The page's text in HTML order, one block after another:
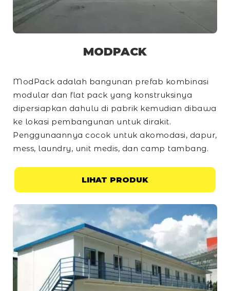
MODPACK
ModPack adalah bangunan prefab kombinasi
modular dan flat pack yang konstruksinya
dipersiapkan dahulu di pabrik kemudian dibawa
ke lokasi pembangunan untuk dirakit.
Penggunaannya cocok untuk akomodasi, dapur,
mess, laundry, unit medis, dan camp tambang.
LIHAT PRODUK